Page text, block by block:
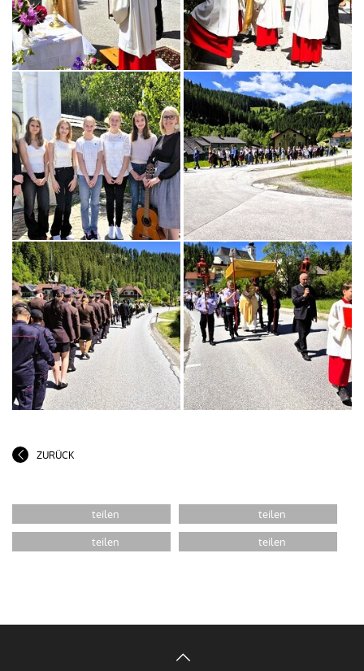
ZURÜCK